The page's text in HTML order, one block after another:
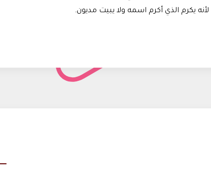
يكرم الذي أكرم اسمه ولا يبيت مديون.